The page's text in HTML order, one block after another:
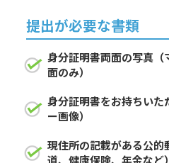
提出が必要な書類
身分証明書両面の写真
面のみ）
身分証明書をお持ちいた
ー画像）
現住所の記載がある公